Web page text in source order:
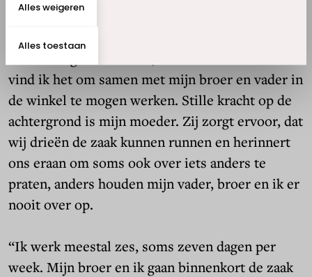
Alles toestaan
Alles weigeren
“Het mooiste van mijn werk? De vrijheid, zelf
vind ik het om samen met mijn broer en vader in
de winkel te mogen werken. Stille kracht op de
achtergrond is mijn moeder. Zij zorgt ervoor, dat
wij drieën de zaak kunnen runnen en herinnert
ons eraan om soms ook over iets anders te
praten, anders houden mijn vader, broer en ik er
nooit over op.
“Ik werk meestal zes, soms zeven dagen per
week. Mijn broer en ik gaan binnenkort de zaak